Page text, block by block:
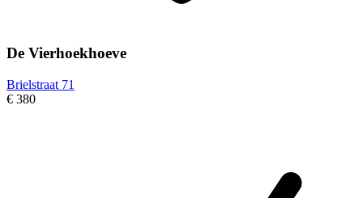
De Vierhoekhoeve
Brielstraat 71
€ 380